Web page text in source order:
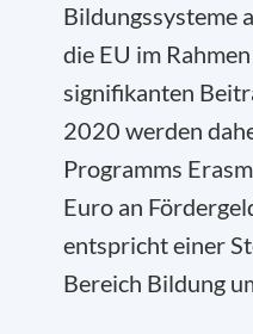
Bildungssysteme
die EU im
signifikanten
2020 werden
Programms
Euro an
entspricht einer
Bereich Bildung